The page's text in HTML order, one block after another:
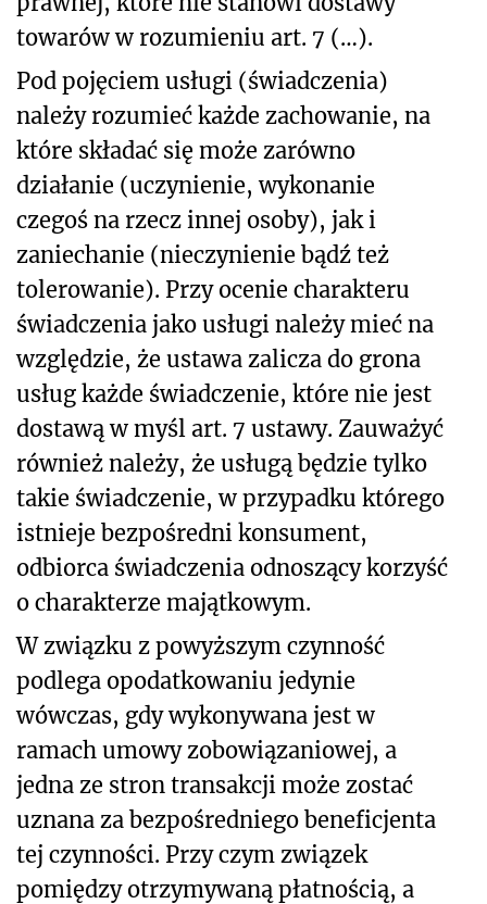
towarów w rozumieniu art. 7 (…).
Pod pojęciem usługi (świadczenia)
należy rozumieć każde zachowanie, na
które składać się może zarówno
działanie (uczynienie, wykonanie
czegoś na rzecz innej osoby), jak i
zaniechanie (nieczynienie bądź też
tolerowanie). Przy ocenie charakteru
świadczenia jako usługi należy mieć na
względzie, że ustawa zalicza do grona
usług każde świadczenie, które nie jest
dostawą w myśl art. 7 ustawy. Zauważyć
również należy, że usługą będzie tylko
takie świadczenie, w przypadku którego
istnieje bezpośredni konsument,
odbiorca świadczenia odnoszący korzyść
o charakterze majątkowym.
W związku z powyższym czynność
podlega opodatkowaniu jedynie
wówczas, gdy wykonywana jest w
ramach umowy zobowiązaniowej, a
jedna ze stron transakcji może zostać
uznana za bezpośredniego beneficjenta
tej czynności. Przy czym związek
pomiędzy otrzymywaną płatnością, a